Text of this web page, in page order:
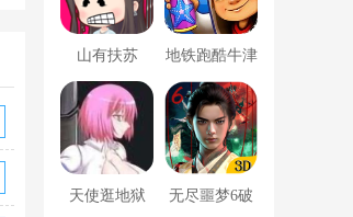
山有扶苏 地铁跑酷牛津
版内置菜单
天使逛地狱 无尽噩梦6破